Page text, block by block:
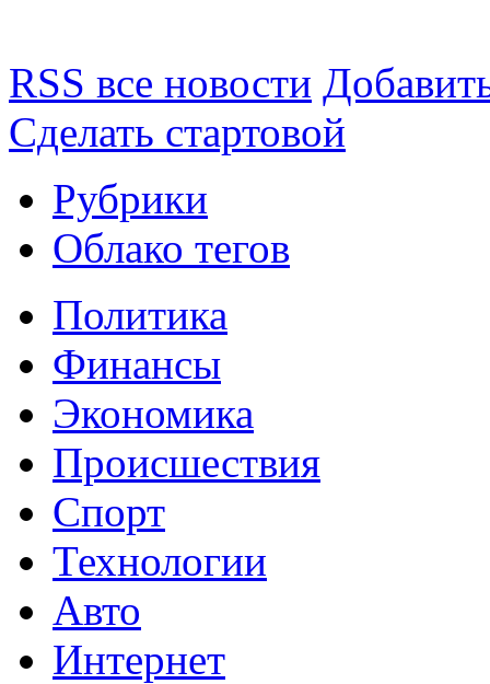
RSS все новости
Сделать стартовой
Рубрики
Облако тегов
Политика
Финансы
Экономика
Происшествия
Спорт
Технологии
Авто
Интернет